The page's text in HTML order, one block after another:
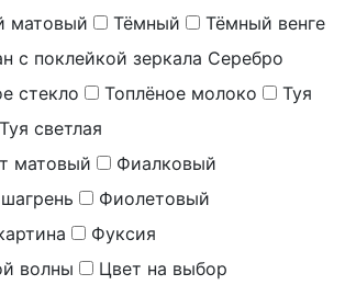
матовый
Тёмный
Тёмный венге
с поклейкой зеркала Серебро
стекло
Топлёное молоко
Туя
Туя светлая
матовый
Фиалковый
Фиолетовый
Фуксия
волны
Цвет на выбор